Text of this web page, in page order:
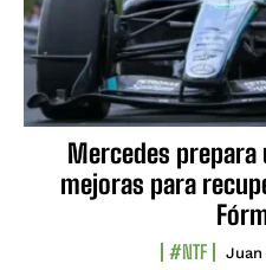
Mercedes prepara
mejoras para
#NTF Juan